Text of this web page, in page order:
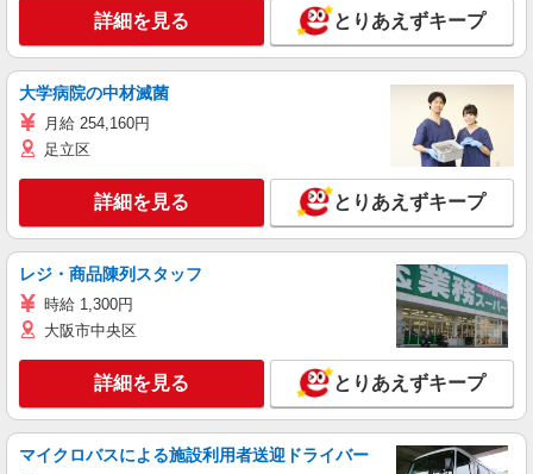
詳細を見る とりあえずキープ
大学病院の中材滅菌
月給 254,160円
足立区
詳細を見る とりあえずキープ
レジ・商品陳列スタッフ
時給 1,300円
大阪市中央区
詳細を見る とりあえずキープ
マイクロバスによる施設利用者送迎ドライバー